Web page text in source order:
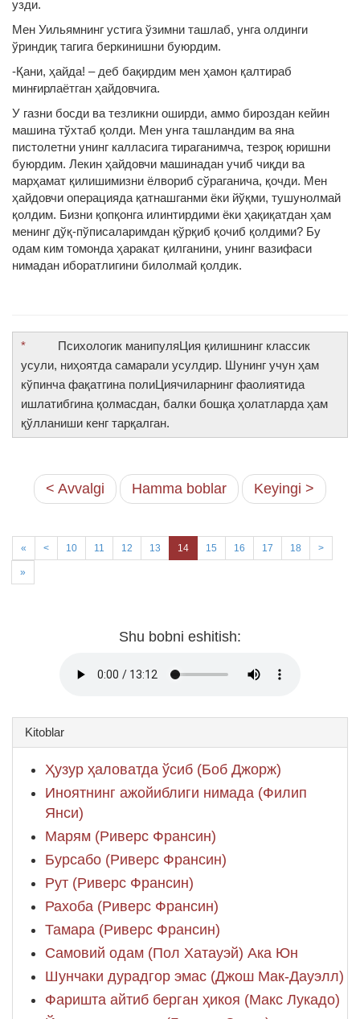
узди.
Мен Уильямнинг устига ўзимни ташлаб, унга олдинги
ўриндиқ тагига беркинишни буюрдим.
-Қани, ҳайда! – деб бақирдим мен ҳамон қалтираб
минғирлаётган ҳайдовчига.
У газни босди ва тезликни оширди, аммо бироздан кейин
машина тўхтаб қолди. Мен унга ташландим ва яна
пистолетни унинг калласига тираганимча, тезроқ юришни
буюрдим. Лекин ҳайдовчи машинадан учиб чиқди ва
марҳамат қилишимизни ёлвориб сўраганича, қочди. Мен
ҳайдовчи операцияда қатнашганми ёки йўқми, тушунолмай
қолдим. Бизни қопқонга илинтирдими ёки ҳақиқатдан ҳам
менинг дўқ-пўписаларимдан қўрқиб қочиб қолдими? Бу
одам ким томонда ҳаракат қилганини, унинг вазифаси
нимадан иборатлигини билолмай қолдик.
* Психологик манипуляЦия қилишнинг классик
усули, ниҳоятда самарали усулдир. Шунинг учун ҳам
кўпинча фақатгина полиЦиячиларнинг фаолиятида
ишлатибгина қолмасдан, балки бошқа ҳолатларда ҳам
қўлланиши кенг тарқалган.
< Avvalgi Hamma boblar Keyingi >
« < 10 11 12 13 14 15 16 17 18 >
»
Shu bobni eshitish:
Kitoblar
Ҳузур ҳаловатда ўсиб (Боб Джорж)
Иноятнинг ажойиблиги нимада (Филип
Янси)
Марям (Риверс Франсин)
Бурсабо (Риверс Франсин)
Рут (Риверс Франсин)
Рахоба (Риверс Франсин)
Тамара (Риверс Франсин)
Самовий одам (Пол Хатауэй) Ака Юн
Шунчаки дурадгор эмас (Джош Мак-Дауэлл)
Фаришта айтиб берган ҳикоя (Макс Лукадо)